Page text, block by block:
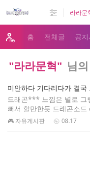
홈 전체글 공
"라라문혁" 님
미안하다 기다리다가 결국
드래곤*** 느낌은 별로 그
뻐서 할만한듯 드래곤소
안되어있으면 못할듯... ㅋㅋ
🎮 자유게시판 08.17